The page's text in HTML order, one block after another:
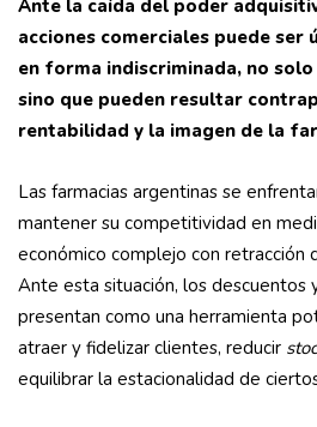
Ante la caída del poder
acciones comerciales puede ser
en forma indiscriminada, no
sino que pueden resultar
rentabilidad y la imagen de la
Las farmacias argentinas se
mantener su competitividad en
económico complejo con retracción
Ante esta situación, los descuentos
presentan como una herramienta
atraer y fidelizar clientes, reducir
equilibrar la estacionalidad de